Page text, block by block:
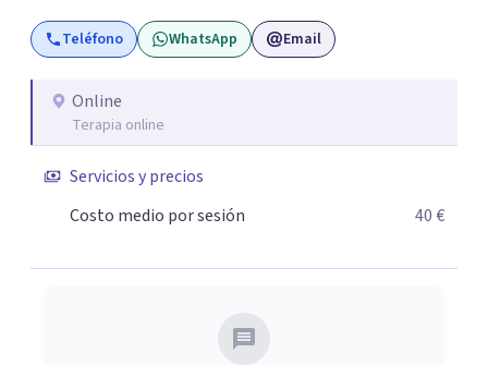
“enfermos” (). Mi trabajo con los clientes facilita el
esclarecimiento del origen de los trastornos psíquicos, el
vivencia de cambios progresivos. Desde la aceptación, el
compromiso mutuo, y el aumento paulatino del campo
es Poder.
Teléfono WhatsApp Email
Online
Terapia online
Servicios y precios
Costo medio por sesión
40 €